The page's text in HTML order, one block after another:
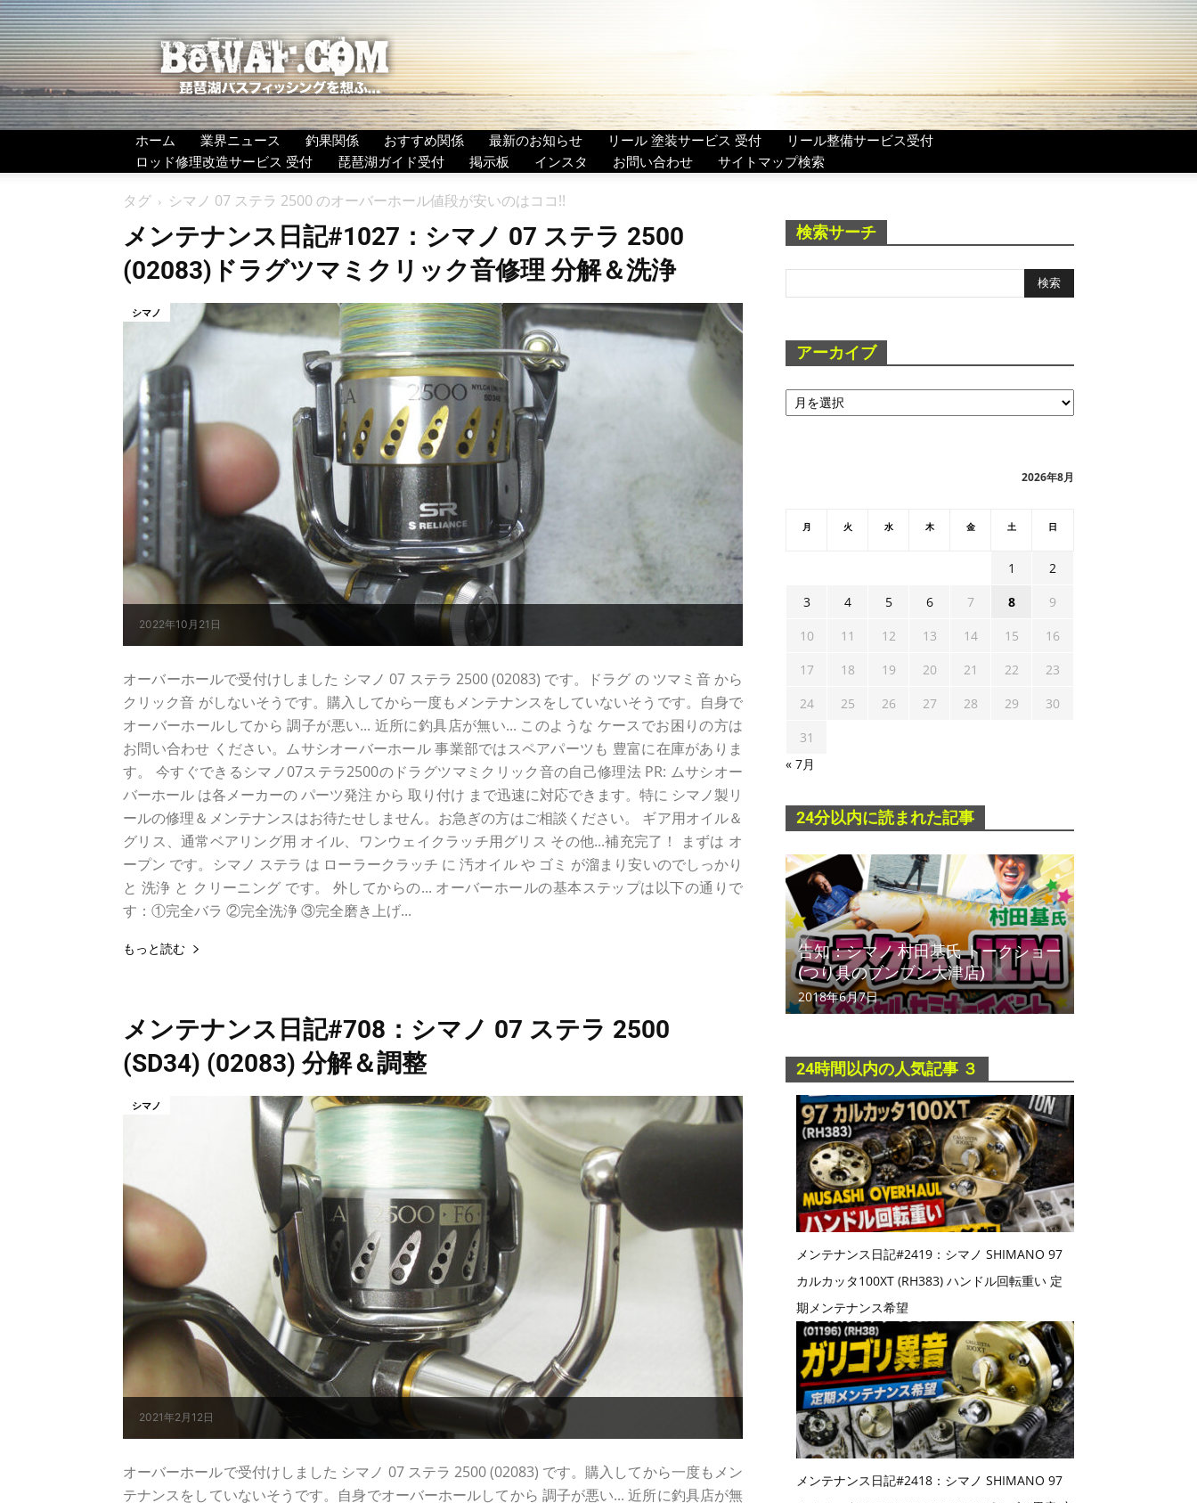
BeWAF
(ビ
ワ
エ
フ）
ホーム 業界ニュース 釣果関係 おすすめ関係 最新のお知らせ リール 塗装サービス 受付
リール整備サービス受付
ロッド修理改造サービス 受付
琵琶湖ガイド受付 掲示板 インスタ お問い合わせ サイトマップ検索
タグ シマノ 07 ステラ 2500 のオーバーホール値段が安いのはココ!!
メンテナンス日記#1027：シマノ 07 ステラ 2500
(02083)ドラグツマミクリック音修理 分解＆洗浄
2022年10月21日
シマノ
オーバーホールで受付けしました シマノ 07 ステラ 2500 (02083) です。ドラグ の ツマミ音 から
クリック音 がしないそうです。購入してから一度もメンテナンスをしていないそうです。自身で
オーバーホールしてから 調子が悪い... 近所に釣具店が無い... このような ケースでお困りの方は
お問い合わせ ください。ムサシオーバーホール 事業部ではスペアパーツも 豊富に在庫がありま
す。 今すぐできるシマノ07ステラ2500のドラグツマミクリック音の自己修理法 PR: ムサシオー
バーホール は各メーカーの パーツ発注 から 取り付け まで迅速に対応できます。特に シマノ製リ
ールの修理＆メンテナンスはお待たせしません。お急ぎの方はご相談ください。 ギア用オイル＆
グリス、通常ベアリング用 オイル、ワンウェイクラッチ用グリス その他...補充完了！ まずは オ
ープン です。シマノ ステラ は ローラークラッチ に 汚オイル や ゴミ が溜まり安いのでしっかり
と 洗浄 と クリーニング です。 外してからの... オーバーホールの基本ステップは以下の通りで
す：①完全バラ ②完全洗浄 ③完全磨き上げ...
もっと読む
メンテナンス日記#708：シマノ 07 ステラ 2500
(SD34) (02083) 分解＆調整
2021年2月12日
シマノ
オーバーホールで受付けしました シマノ 07 ステラ 2500 (02083) です。購入してから一度もメン
テナンスをしていないそうです。自身でオーバーホールしてから 調子が悪い... 近所に釣具店が無
検索サーチ
アーカイブ
ア
ー
2026年8月
月 火 水 木 金 土 日
1
2
3
4 5 6 7 8
9
10
11 12 13 14 15
16
17
18 19 20 21 22
23
24
25 26 27 28 29
30
31
« 7月
24分以内に読まれた記事
告知：シマノ 村田基氏 トークショー
(つり具のブンブン大津店)
2018年6月7日
24時間以内の人気記事 ３
メンテナンス日記#2419：シマノ SHIMANO 97
カルカッタ100XT (RH383) ハンドル回転重い 定
期メンテナンス希望
メンテナンス日記#2418：シマノ SHIMANO 97